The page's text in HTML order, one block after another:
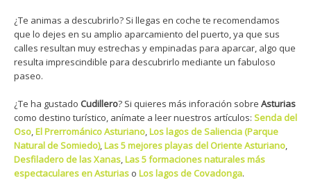
¿Te animas a descubrirlo? Si llegas en coche te recomendamos
que lo dejes en su amplio aparcamiento del puerto, ya que sus
calles resultan muy estrechas y empinadas para aparcar, algo que
resulta imprescindible para descubrirlo mediante un fabuloso
paseo.
¿Te ha gustado Cudillero? Si quieres más inforación sobre Asturias
como destino turístico, anímate a leer nuestros artículos: Senda del
Oso,El PrerrománicoAsturiano,Los lagos de Saliencia (Parque
Natural de Somiedo),Las 5 mejores playas del Oriente Asturiano,
Desfiladero de las Xanas,Las 5 formaciones naturales más
espectaculares en Asturias o Los lagos de Covadonga.